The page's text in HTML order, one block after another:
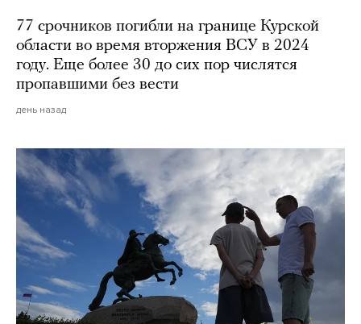
77 срочников погибли на границе Курской
области во время вторжения ВСУ в 2024
году. Еще более 30 до сих пор числятся
пропавшими без вести
день назад